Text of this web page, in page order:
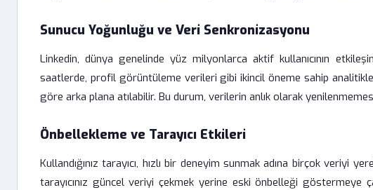
Sunucu Yoğunluğu ve Veri Senkronizasyonu
Linkedin, dünya genelinde yüz milyonlarca aktif kullanıcının
saatlerde, profil görüntüleme verileri gibi ikincil öneme sahip
göre arka plana atılabilir. Bu durum, verilerin anlık olarak
Önbellekleme ve Tarayıcı Etkileri
Kullandığınız tarayıcı, hızlı bir deneyim sunmak adına birçok veriyi
tarayıcınız güncel veriyi çekmek yerine eski önbelleği göstermeye